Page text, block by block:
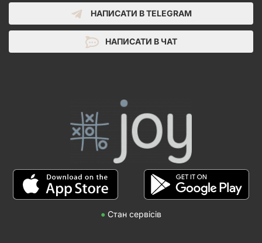
НАПИСАТИ В TELEGRAM
НАПИСАТИ В ЧАТ
● Стан сервісів